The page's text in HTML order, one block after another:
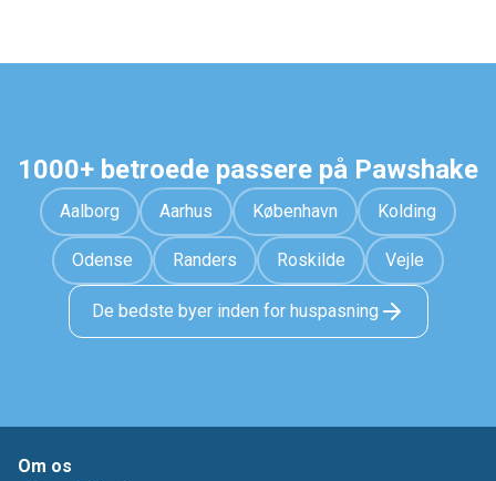
1000+ betroede passere på Pawshake
Aalborg Aarhus København Kolding
Odense Randers Roskilde Vejle
De bedste byer inden for huspasning
Om os